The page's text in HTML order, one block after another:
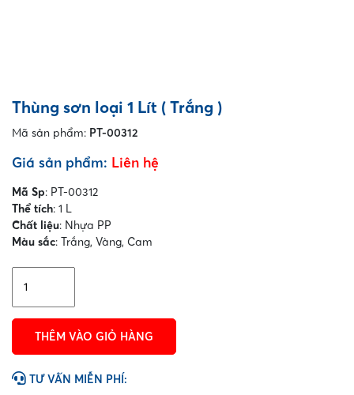
Thùng sơn loại 1 Lít ( Trắng )
Mã sản phẩm: PT-00312
Giá sản phẩm: Liên hệ
Mã Sp: PT-00312
Thể tích: 1 L
Chất liệu: Nhựa PP
Màu sắc: Trắng, Vàng, Cam
sơn
loại
1
(
Trắng
THÊM VÀO GIỎ HÀNG
TƯ VẤN MIỄN PHÍ: